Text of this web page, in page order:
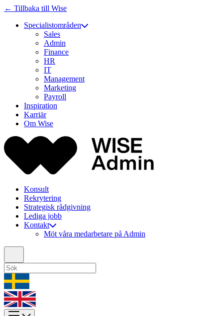
← Tillbaka till Wise
Specialistområden
Sales
Admin
Finance
HR
IT
Management
Marketing
Payroll
Inspiration
Karriär
Om Wise
Konsult
Rekrytering
Strategisk rådgivning
Lediga jobb
Kontakt
Möt våra medarbetare på Admin